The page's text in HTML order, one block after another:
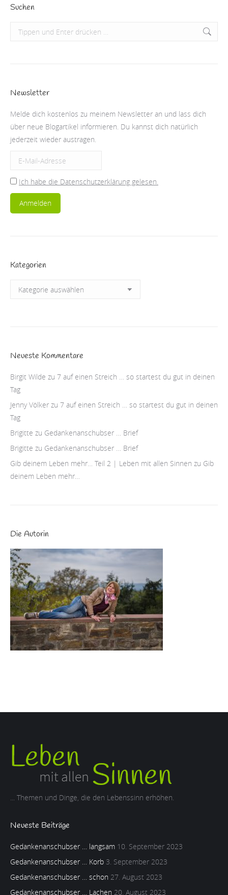
Suchen
Search:
Newsletter
Melde dich kostenlos zu meinem Newsletter an und lass dich
über neue Blogartikel informieren. Du kannst dich natürlich
jederzeit wieder austragen.
Ich habe die Datenschutzerklärung gelesen.
Kategorien
Kategorien
Neueste Kommentare
Birgit Wilde zu 7 auf einen Streich … so startest du gut in deinen
Tag
Jenny Völker zu 7 auf einen Streich … so startest du gut in deinen
Tag
Brigitte zu Gedankenanschubser … Brief
Brigitte zu Gedankenanschubser … Brief
Gib deinem Leben mehr… Teil 2 | Leben mit allen Sinnen zu Gib
deinem Leben mehr…
Die Autorin
... Themen und Dinge, die den Lebenssinn erhöhen.
Neueste Beiträge
Gedankenanschubser … langsam 10. September 2023
Gedankenanschubser … Korb 3. September 2023
Gedankenanschubser … schon 27. August 2023
Gedankenanschubser … Lachen 20. August 2023